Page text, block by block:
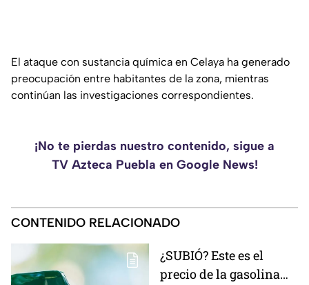
El ataque con sustancia química en Celaya ha generado
preocupación entre habitantes de la zona, mientras
continúan las investigaciones correspondientes.
¡No te pierdas nuestro contenido, sigue a
TV Azteca Puebla en Google News!
CONTENIDO RELACIONADO
¿SUBIÓ? Este es el
precio de la gasolina